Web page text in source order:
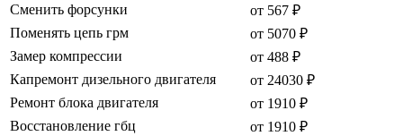
Сменить форсунки
от 567 ₽
Поменять цепь грм
от 5070 ₽
Замер компрессии
от 488 ₽
Капремонт дизельного двигателя
от 24030 ₽
Ремонт блока двигателя
от 1910 ₽
Восстановление гбц
от 1910 ₽